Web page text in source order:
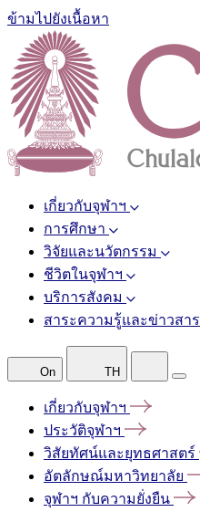
ข้ามไปยังเนื้อหา
เกี่ยวกับจุฬาฯ
การศึกษา
วิจัยและนวัตกรรม
ชีวิตในจุฬาฯ
บริการสังคม
สาระความรู้และข่าวสาร
On TH
เกี่ยวกับจุฬาฯ
ประวัติจุฬาฯ
วิสัยทัศน์และยุทธศาสตร์
อัตลักษณ์มหาวิทยาลัย
จุฬาฯ กับความยั่งยืน